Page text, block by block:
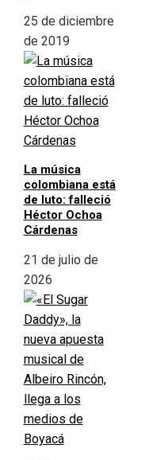
25 de diciembre
de 2019
La música
colombiana está
de luto: falleció
Héctor Ochoa
Cárdenas
21 de julio de
2026